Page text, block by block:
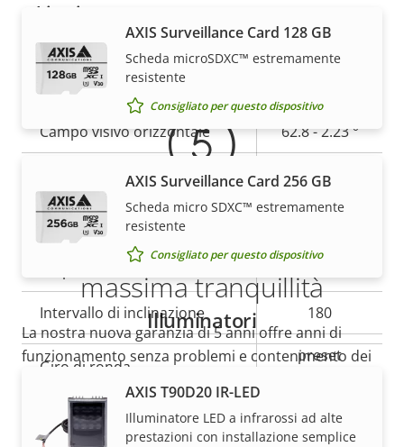
Obiettivo
Descrizione
della
Valore
proprietà
Lunghezza focale
4.44 - 142.6
Campo visivo orizzontale 62.8 - 2.23 °
Campo visivo verticale 36.8 - 1.3 °
Panoramica, inclinazione, zoom
della
proprietà
della
proprietà
Intervallo di inclinazione 180
Giro di ronda
preset
Zoom ottico 32
AXIS Surveillance Card 128 GB
Scheda microSDXC™ estremamente
resistente
Consigliato per questo dispositivo
AXIS Surveillance Card 256 GB
Scheda micro SDXC™ estremamente
resistente
Consigliato per questo dispositivo
Illuminatori
AXIS T90D20 IR-LED
Illuminatore LED a infrarossi ad alte
prestazioni con installazione semplice
Garanzia
5 anni di garanzia per la
massima tranquillità
La nostra nuova garanzia di 5 anni offre anni di
funzionamento senza problemi e contenimento dei
scritte in piccolo: otterrai esattamente quello che
promettiamo.